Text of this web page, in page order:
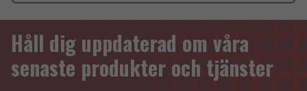
Håll dig uppdaterad om våra
senaste produkter och tjänster